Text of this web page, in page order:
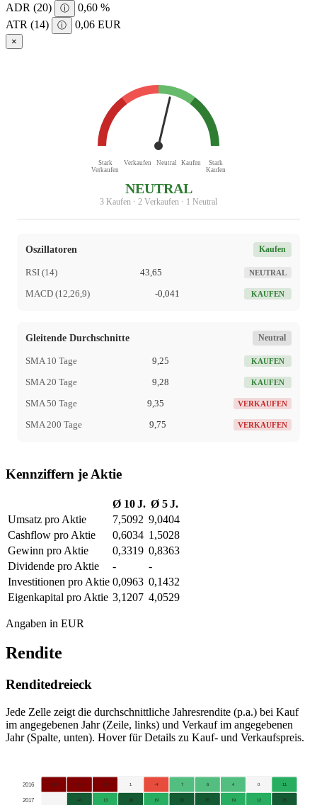
ADR (20)
ⓘ
0,60 %
ATR (14)
ⓘ 0,06 EUR
×
Stark
Verkaufen
Verkaufen Neutral Kaufen
Stark
Kaufen
NEUTRAL
3 Kaufen · 2 Verkaufen · 1 Neutral
Oszillatoren Kaufen
RSI (14) 43,65 NEUTRAL
MACD (12,26,9) -0,041 KAUFEN
Gleitende Durchschnitte Neutral
SMA 10 Tage 9,25 KAUFEN
SMA 20 Tage 9,28 KAUFEN
SMA 50 Tage 9,35 VERKAUFEN
SMA 200 Tage 9,75 VERKAUFEN
Kennziffern je Aktie
Ø 10 J. Ø 5 J.
Umsatz pro Aktie
7,5092 9,0404
Cashflow pro Aktie
0,6034 1,5028
Gewinn pro Aktie
0,3319 0,8363
Dividende pro Aktie
-
-
Investitionen pro Aktie 0,0963 0,1432
Eigenkapital pro Aktie 3,1207 4,0529
Angaben in EUR
Rendite
Renditedreieck
Jede Zelle zeigt die durchschnittliche Jahresrendite (p.a.) bei Kauf
im angegebenen Jahr (Zeile, links) und Verkauf im angegebenen
Jahr (Spalte, unten). Hover für Details zu Kauf- und Verkaufspreis.
2016
2017
-58 -24 -20 1 -4 7 6 4 0 11
44 13 38 19 30 25 19 12 25